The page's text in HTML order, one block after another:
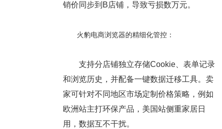
销价同步到B店铺，导致亏损数万元。
火豹电商浏览器的精细化管控：
支持分店铺独立存储Cookie、表单记录
和浏览历史，并配备一键数据迁移工具。卖
家可针对不同地区市场定制价格策略，例如
欧洲站主打环保产品，美国站侧重家居日
用，数据互不干扰。